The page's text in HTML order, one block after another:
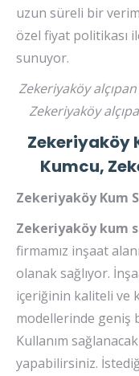
uzun süreli bir
özel fiyat politikası
sunuyor.
Zekeriyaköy
Zekeriyaköy
Zekeriyaköy
Kumcu,
Zekeriyaköy Kum
Zekeriyaköy kum
firmamız inşaat
olanak sağlıyor.
içeriğinin kaliteli ve
modellerinde geniş
Kullanım
yapabilirsiniz.